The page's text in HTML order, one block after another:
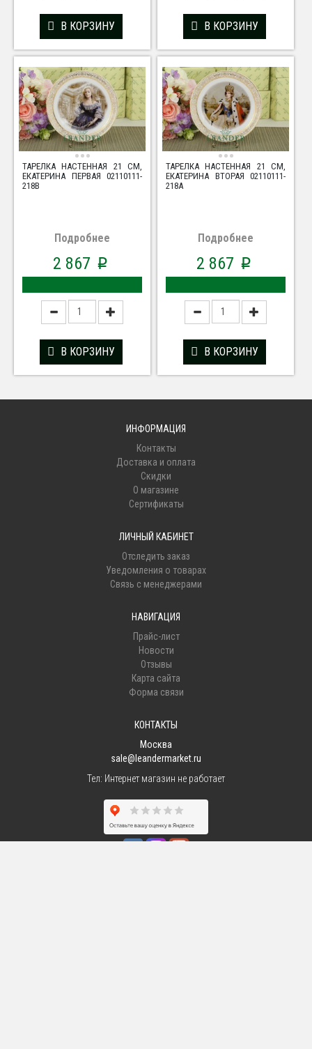
В КОРЗИНУ В КОРЗИНУ
ТАРЕЛКА НАСТЕННАЯ 21 СМ,
ЕКАТЕРИНА ПЕРВАЯ 02110111-
218B
Подробнее
2 867 p
В КОРЗИНУ
ТАРЕЛКА НАСТЕННАЯ 21 СМ,
ЕКАТЕРИНА ВТОРАЯ 02110111-
218A
Подробнее
2 867 p
В КОРЗИНУ
ИНФОРМАЦИЯ
Контакты
Доставка и оплата
Скидки
О магазине
Сертификаты
ЛИЧНЫЙ КАБИНЕТ
Отследить заказ
Уведомления о товарах
Связь с менеджерами
НАВИГАЦИЯ
Прайс-лист
Новости
Отзывы
Карта сайта
Форма связи
КОНТАКТЫ
Москва
sale@leandermarket.ru
Тел: Интернет магазин не работает